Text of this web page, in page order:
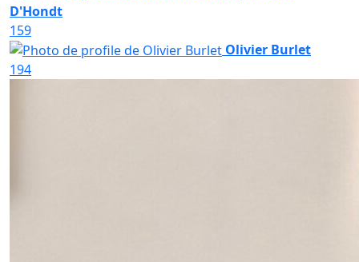
D'Hondt
159
Olivier Burlet
194